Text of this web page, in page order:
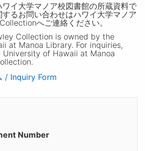
イ大学マノア校図書館の所蔵資料で
るお問い合わせはハワイ大学マノア
へご連絡ください。
Collection is owned by the
at Manoa Library. For inquiries,
of Hawaii at Manoa
/ Inquiry Form
Number